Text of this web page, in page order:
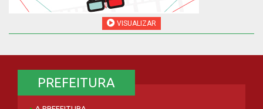
VISUALIZAR
PREFEITURA